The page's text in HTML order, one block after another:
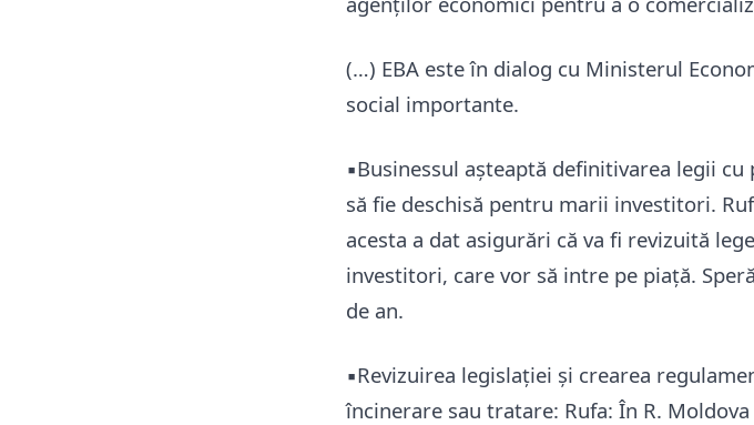
(…) EBA este în dialog cu Ministerul
social importante.
▪️Businessul așteaptă definitivarea legii
să fie deschisă pentru marii investitori.
acesta a dat asigurări că va fi revizuită
investitori, care vor să intre pe piață.
de an.
▪️Revizuirea legislației și crearea
încinerare sau tratare: Rufa: În R.